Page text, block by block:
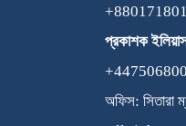
প্রকাশক
অফিস: